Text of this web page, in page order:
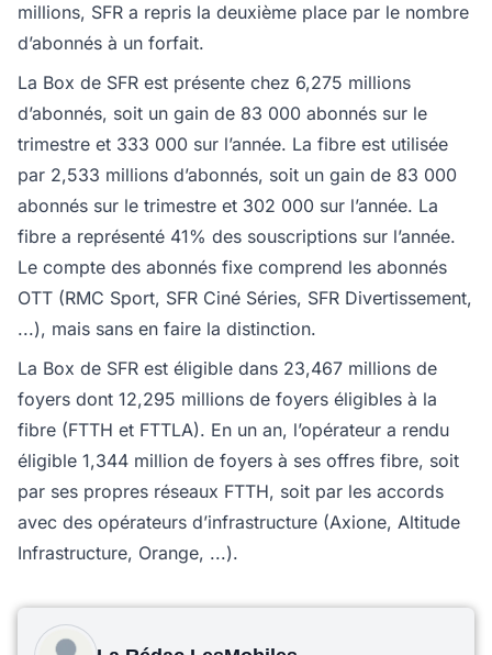
millions, SFR a repris la deuxième place par le nombre
d’abonnés à un forfait.
La Box de SFR est présente chez 6,275 millions
d’abonnés, soit un gain de 83 000 abonnés sur le
trimestre et 333 000 sur l’année. La fibre est utilisée
par 2,533 millions d’abonnés, soit un gain de 83 000
abonnés sur le trimestre et 302 000 sur l’année. La
fibre a représenté 41% des souscriptions sur l’année.
Le compte des abonnés fixe comprend les abonnés
OTT (RMC Sport, SFR Ciné Séries, SFR Divertissement,
...), mais sans en faire la distinction.
La Box de SFR est éligible dans 23,467 millions de
foyers dont 12,295 millions de foyers éligibles à la
fibre (FTTH et FTTLA). En un an, l’opérateur a rendu
éligible 1,344 million de foyers à ses offres fibre, soit
par ses propres réseaux FTTH, soit par les accords
avec des opérateurs d’infrastructure (Axione, Altitude
Infrastructure, Orange, ...).